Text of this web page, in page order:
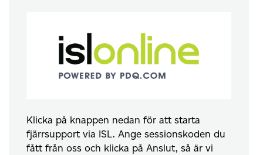
Klicka på knappen nedan för att starta
fjärrsupport via ISL. Ange sessionskoden du
fått från oss och klicka på Anslut, så är vi